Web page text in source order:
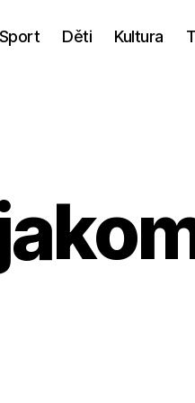
Sport Děti Kultura